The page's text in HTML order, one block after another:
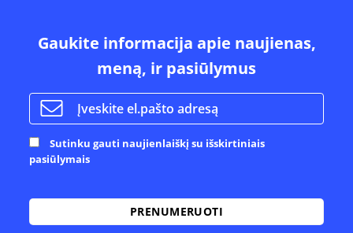
Gaukite informacija apie naujienas,
meną, ir pasiūlymus
Sutinku gauti naujienlaiškį su išskirtiniais
pasiūlymais